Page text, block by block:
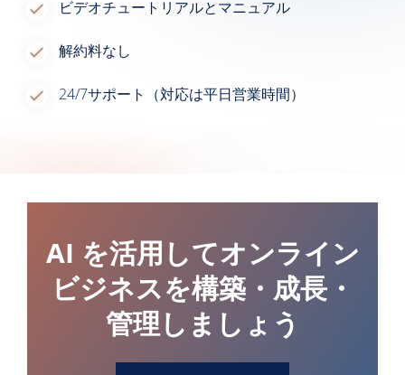
ビデオチュートリアルとマニュアル
解約料なし
24/7サポート（対応は平日営業時間）
AI を活用してオンライン
ビジネスを構築・成長・
管理しましょう